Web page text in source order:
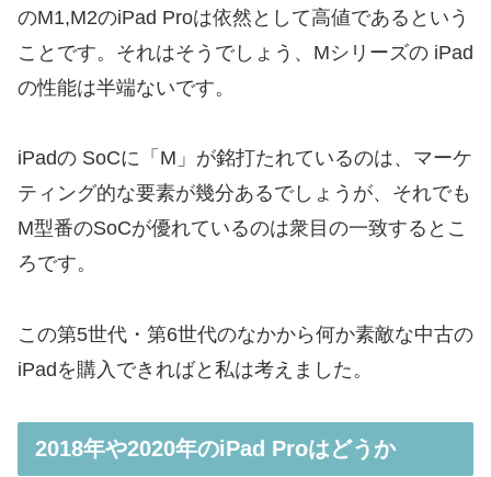
のM1,M2のiPad Proは依然として高値であるという
ことです。それはそうでしょう、Mシリーズの iPad
の性能は半端ないです。
iPadの SoCに「M」が銘打たれているのは、マーケ
ティング的な要素が幾分あるでしょうが、それでも
M型番のSoCが優れているのは衆目の一致するとこ
ろです。
この第5世代・第6世代のなかから何か素敵な中古の
iPadを購入できればと私は考えました。
2018年や2020年のiPad Proはどうか